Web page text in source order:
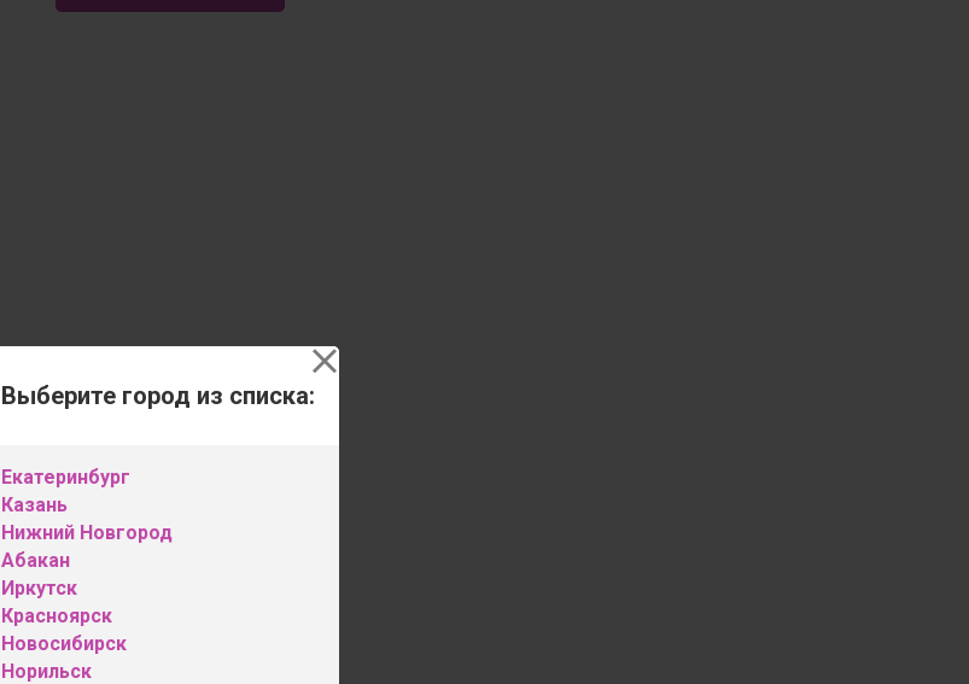
Выберите город из списка:
Екатеринбург
Казань
Нижний Новгород
Абакан
Иркутск
Красноярск
Новосибирск
Норильск